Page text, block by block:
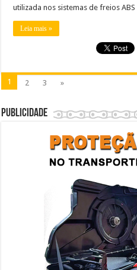
utilizada nos sistemas de freios
Leia mais »
1 2 3 »
Publicidade